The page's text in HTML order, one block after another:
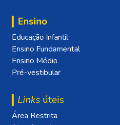
Ensino
Educação Infantil
Ensino Fundamental
Ensino Médio
Pré-vestibular
Links úteis
Área Restrita